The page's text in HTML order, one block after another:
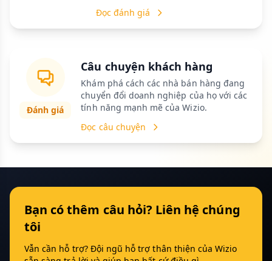
Đọc đánh giá
Đánh giá
Câu chuyện khách hàng
Khám phá cách các nhà bán hàng đang
chuyển đổi doanh nghiệp của họ với các
tính năng mạnh mẽ của Wizio.
Đọc câu chuyện
Bạn có thêm câu hỏi? Liên hệ chúng
tôi
Vẫn cần hỗ trợ? Đội ngũ hỗ trợ thân thiện của Wizio